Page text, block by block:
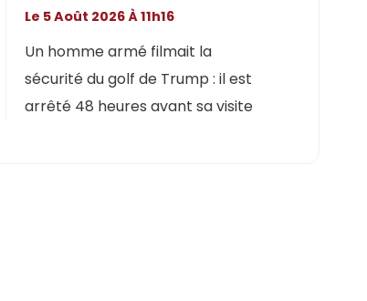
Un homme armé filmait la
sécurité du golf de Trump : il est
arrêté 48 heures avant sa visite
Le 5 Août 2026 À 11h16